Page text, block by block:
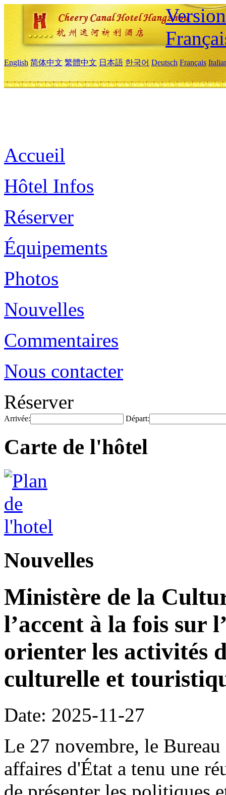
English 简体中文 繁體中文 日本語 한국어 Deutsch Français
Accueil
Hôtel Infos
Réserver
Équipements
Photos
Nouvelles
Commentaires
Nous contacter
Réserver
Arrivée: Départ:
Carte de l'hôtel
Nouvelles
Ministère de la
l’accent à la fois sur
orienter les activités
culturelle et
Date: 2025-11-27
Le 27 novembre, le
affaires d'État a tenu une